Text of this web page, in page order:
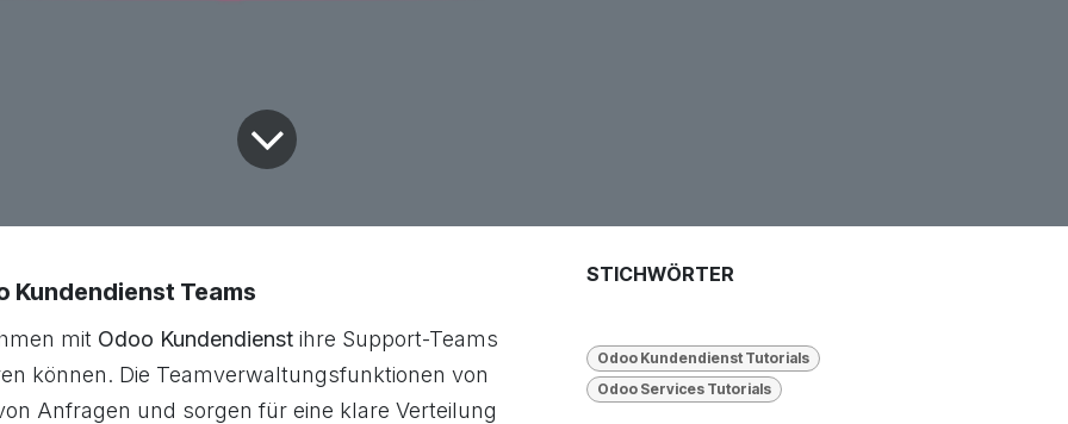
Kundendienst Teams
mit Odoo Kundendienst ihre Support-Teams
können. Die Teamverwaltungsfunktionen von
Anfragen und sorgen für eine klare Verteilung
STICHWÖRTER
Odoo Kundendienst Tutorials
Odoo Services Tutorials